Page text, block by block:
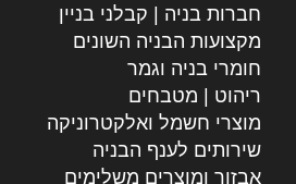
חברות בניה | קבלני בניין
מקצועות הבניה השונים
חומרי בניה וגמר
ריהוט | מטבחים
מוצרי חשמל ואלקטרוניקה
שירותים לענף הבניה
אבזור ומוצרים משלימים